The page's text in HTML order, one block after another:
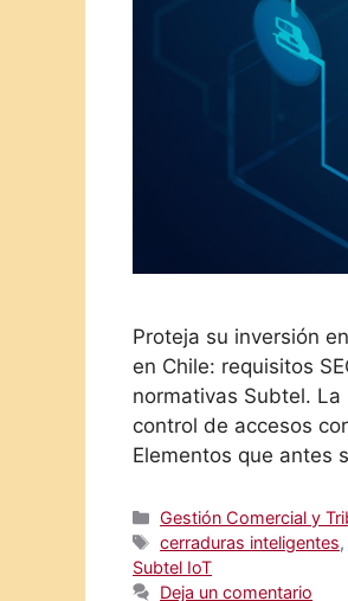
Proteja su inversión
en Chile: requisitos
normativas Subtel.
control de accesos
Elementos que antes
Categorías
Gestión Comercial y
Etiquetas
cerraduras inteligentes
Subtel IoT
Deja un comentario